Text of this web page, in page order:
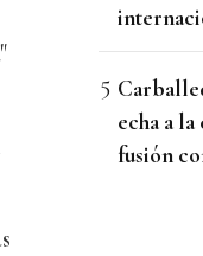
echa a
fusión